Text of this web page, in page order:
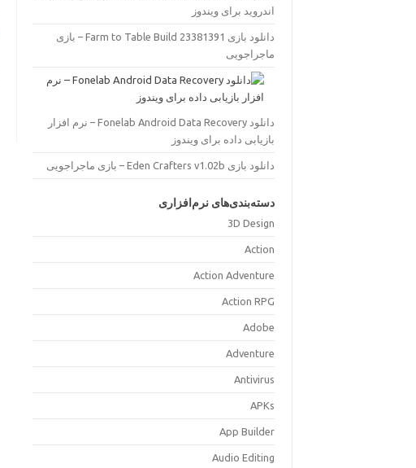
اندروید برای ویندوز
دانلود بازی Farm to Table Build 23381391 – بازی
ماجراجویی
دانلود Fonelab Android Data Recovery – نرم افزار
بازیابی داده برای ویندوز
دانلود بازی Eden Crafters v1.02b – بازی ماجراجویی
دسته‌بندی‌های نرم‌افزاری
3D Design
Action
Action Adventure
Action RPG
Adobe
Adventure
Antivirus
APKs
App Builder
Audio Editing